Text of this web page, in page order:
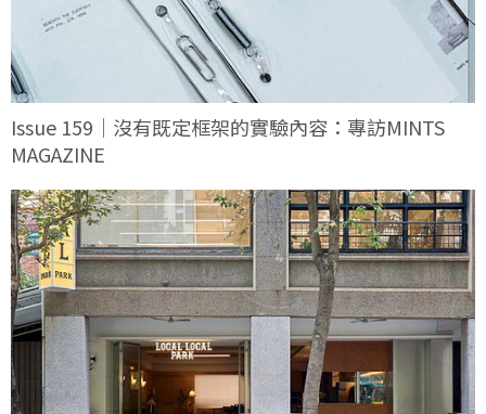
Issue 159｜沒有既定框架的實驗內容：專訪MINTS
MAGAZINE